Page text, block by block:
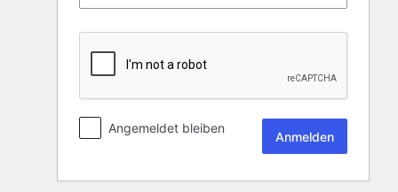
Angemeldet bleiben